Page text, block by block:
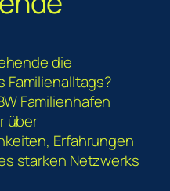
die
Familienalltags?
Familienhafen
über
Erfahrungen
starken Netzwerks